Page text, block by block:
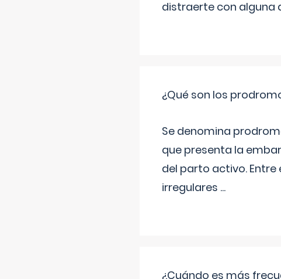
distraerte con alguna
¿Qué son los
Se denomina
que presenta la
del parto activo.
irregulares ...
¿Cuándo es más